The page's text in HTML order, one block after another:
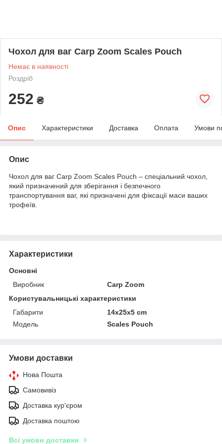
Чохол для ваг Carp Zoom Scales Pouch
Немає в наявності
Роздріб
252 ₴
Опис Характеристики Доставка Оплата Умови
Опис
Чохол для ваг Carp Zoom Scales Pouch – спеціальний чохол,
який призначений для зберігання і безпечного
транспортування ваг, які призначені для фіксації маси ваших
трофеїв.
Характеристики
Основні
Виробник
Carp Zoom
Користувальницькі характеристики
Габарити
14x25x5 cm
Модель
Scales Pouch
Умови доставки
Нова Пошта
Самовивіз
Доставка кур'єром
Доставка поштою
Всі умови доставки